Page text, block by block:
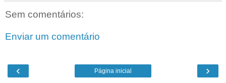
Sem comentários:
Enviar um comentário
‹ ›
Página inicial